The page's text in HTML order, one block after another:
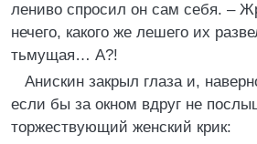
лениво спросил он сам себя. –
нечего, какого же лешего их
тьмущая… А?!
Анискин закрыл глаза и,
если бы за окном вдруг не
торжествующий женский крик: